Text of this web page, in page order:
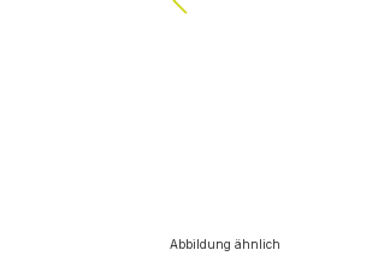
Abbildung ähnlich